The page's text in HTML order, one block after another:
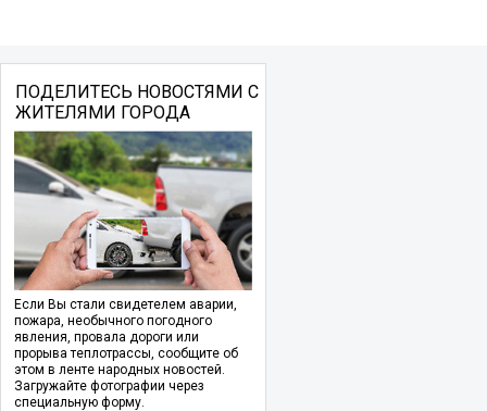
ПОДЕЛИТЕСЬ НОВОСТЯМИ С
ЖИТЕЛЯМИ ГОРОДА
Если Вы стали свидетелем аварии,
пожара, необычного погодного
явления, провала дороги или
прорыва теплотрассы, сообщите об
этом в ленте народных новостей.
Загружайте фотографии через
специальную форму.